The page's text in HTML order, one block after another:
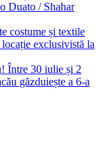
Duato / Shahar
costume și textile
exclusivistă la
Între 30 iulie și 2
găzduiește a 6-a